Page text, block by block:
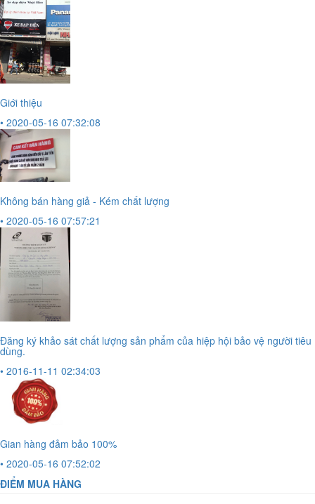
Giới thiệu
• 2020-05-16 07:32:08
Không bán hàng giả - Kém chất lượng
• 2020-05-16 07:57:21
Đăng ký khảo sát chất lượng sản phẩm của hiệp hội bảo vệ người tiêu
dùng.
• 2016-11-11 02:34:03
Gian hàng đảm bảo 100%
• 2020-05-16 07:52:02
ĐIỂM MUA HÀNG